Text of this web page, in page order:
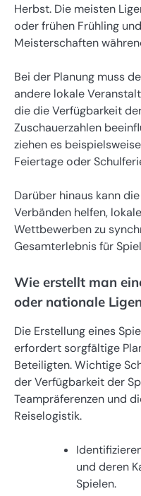
Herbst. Die meisten
oder frühen Frühling
Meisterschaften
Bei der Planung muss
andere lokale
die die Verfügbarkeit
Zuschauerzahlen
ziehen es
Feiertage oder
Darüber hinaus kann
Verbänden helfen,
Wettbewerben zu
Gesamterlebnis für
Wie erstellt man
oder nationale
Die Erstellung eines
erfordert sorgfältige
Beteiligten. Wichtige
der Verfügbarkeit der
Teampräferenzen und
Reiselogistik.
und deren
Spielen.